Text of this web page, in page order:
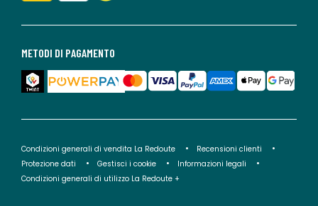
METODI DI PAGAMENTO
Condizioni generali di vendita La Redoute
Recensioni clienti
Protezione dati
Gestisci i cookie
Informazioni legali
Condizioni generali di utilizzo La Redoute +